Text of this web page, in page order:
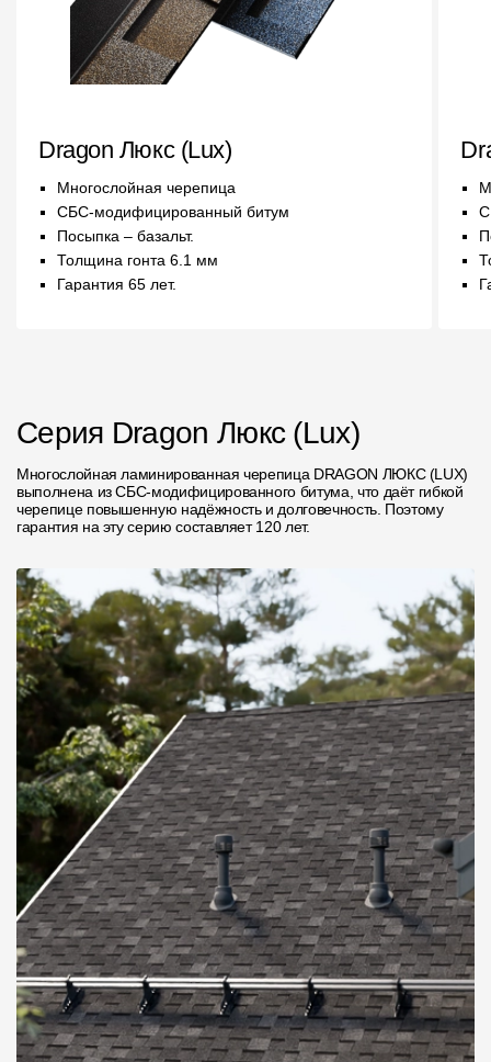
Сертификаты
Гарантии
Текстуры
Фото объектов
Вопрос-ответ/Faq
Статьи
Калькулятор
Цены
О компании
Контакты
Контроль качества кровли
Качество фасадов
Награды
Отправка рекламации
Предложения по сотрудничеству
Вакансии
B2B
Отзывы
Dragon Люкс (Lux)
Многослойная черепица
СБС-модифицированный битум
Посыпка – базальт.
Толщина гонта 6.1 мм
Гарантия 65 лет.
Серия Dragon Люкс (Lux)
Многослойная ламинированная черепица DRAGON ЛЮКС (LUX)
выполнена из СБС-модифицированного битума, что даёт гибкой
черепице повышенную надёжность и долговечность. Поэтому
гарантия на эту серию составляет 120 лет.